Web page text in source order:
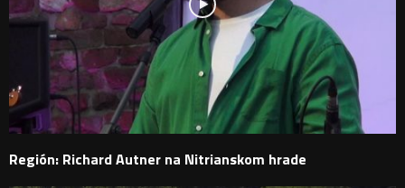
Región: Richard Autner na Nitrianskom hrade